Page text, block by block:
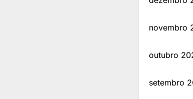
novembro
outubro
setembro